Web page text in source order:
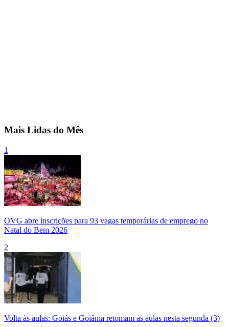
Mais Lidas do Mês
1
OVG abre inscrições para 93 vagas temporárias de emprego no
Natal do Bem 2026
2
Volta às aulas: Goiás e Goiânia retomam as aulas nesta segunda (3)